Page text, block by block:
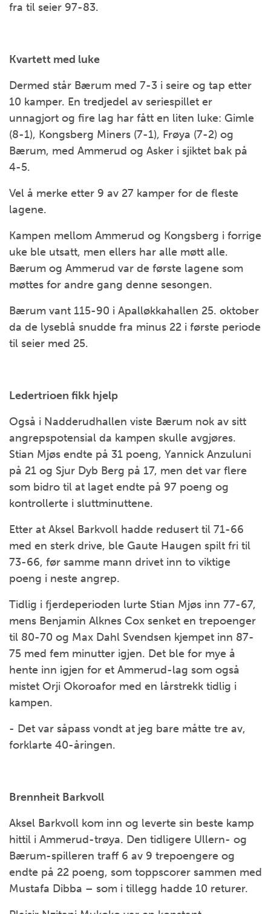
fra til seier 97-83.
Kvartett med luke
Dermed står Bærum med 7-3 i seire og tap etter
10 kamper. En tredjedel av seriespillet er
unnagjort og fire lag har fått en liten luke: Gimle
(8-1), Kongsberg Miners (7-1), Frøya (7-2) og
Bærum, med Ammerud og Asker i sjiktet bak på
4-5.
Vel å merke etter 9 av 27 kamper for de fleste
lagene.
Kampen mellom Ammerud og Kongsberg i forrige
uke ble utsatt, men ellers har alle møtt alle.
Bærum og Ammerud var de første lagene som
møttes for andre gang denne sesongen.
Bærum vant 115-90 i Apalløkkahallen 25. oktober
da de lyseblå snudde fra minus 22 i første periode
til seier med 25.
Ledertrioen fikk hjelp
Også i Nadderudhallen viste Bærum nok av sitt
angrepspotensial da kampen skulle avgjøres.
Stian Mjøs endte på 31 poeng, Yannick Anzuluni
på 21 og Sjur Dyb Berg på 17, men det var flere
som bidro til at laget endte på 97 poeng og
kontrollerte i sluttminuttene.
Etter at Aksel Barkvoll hadde redusert til 71-66
med en sterk drive, ble Gaute Haugen spilt fri til
73-66, før samme mann drivet inn to viktige
poeng i neste angrep.
Tidlig i fjerdeperioden lurte Stian Mjøs inn 77-67,
mens Benjamin Alknes Cox senket en trepoenger
til 80-70 og Max Dahl Svendsen kjempet inn 87-
75 med fem minutter igjen. Det ble for mye å
hente inn igjen for et Ammerud-lag som også
mistet Orji Okoroafor med en lårstrekk tidlig i
kampen.
- Det var såpass vondt at jeg bare måtte tre av,
forklarte 40-åringen.
Brennheit Barkvoll
Aksel Barkvoll kom inn og leverte sin beste kamp
hittil i Ammerud-trøya. Den tidligere Ullern- og
Bærum-spilleren traff 6 av 9 trepoengere og
endte på 22 poeng, som toppscorer sammen med
Mustafa Dibba – som i tillegg hadde 10 returer.